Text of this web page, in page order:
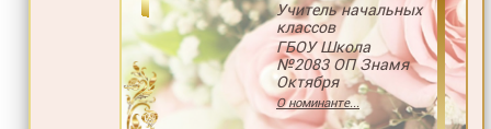
Учитель начальных
классов
ГБОУ Школа
№2083 ОП Знамя
Октября
О номинанте...